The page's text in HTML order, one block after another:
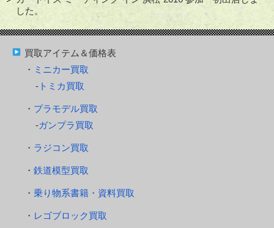
した。
買取アイテム＆価格表
ミニカー買取
トミカ買取
プラモデル買取
ガンプラ買取
ラジコン買取
鉄道模型買取
乗り物系書籍・資料買取
レゴブロック買取